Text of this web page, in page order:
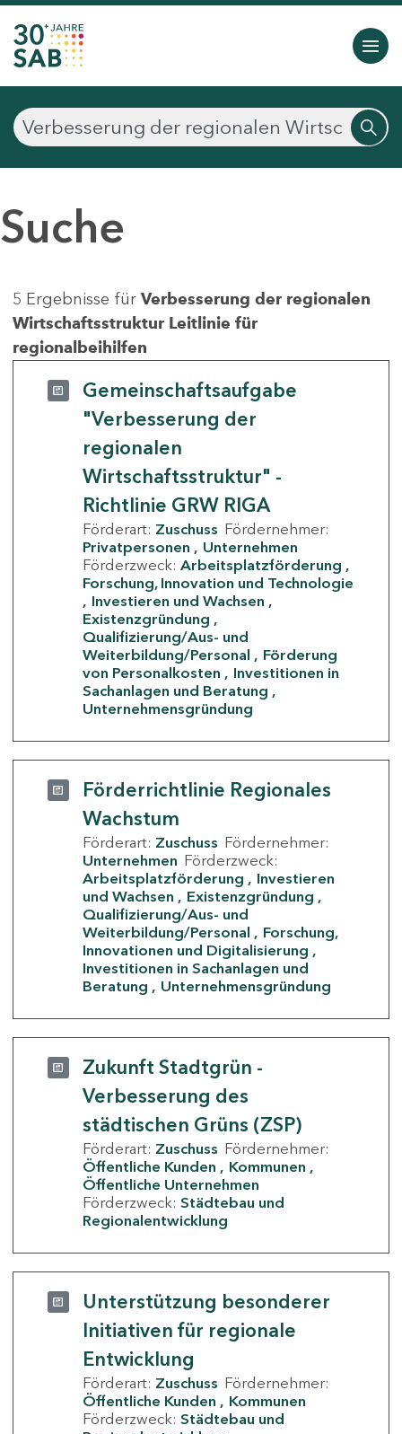
Suche
5 Ergebnisse für Verbesserung der regionalen
Wirtschaftsstruktur Leitlinie für
regionalbeihilfen
Gemeinschaftsaufgabe
"Verbesserung der
regionalen
Wirtschaftsstruktur" -
Richtlinie GRW RIGA
Förderart: Zuschuss Fördernehmer:
Privatpersonen
Unternehmen
Förderzweck: Arbeitsplatzförderung
Forschung, Innovation und Technologie
Investieren und Wachsen
Existenzgründung
Qualifizierung/Aus- und
Weiterbildung/Personal
Förderung
von Personalkosten
Investitionen in
Sachanlagen und Beratung
Unternehmensgründung
Förderrichtlinie Regionales
Wachstum
Förderart: Zuschuss Fördernehmer:
Unternehmen Förderzweck:
Arbeitsplatzförderung
Investieren
und Wachsen
Existenzgründung
Qualifizierung/Aus- und
Weiterbildung/Personal
Forschung,
Innovationen und Digitalisierung
Investitionen in Sachanlagen und
Beratung
Unternehmensgründung
Zukunft Stadtgrün -
Verbesserung des
städtischen Grüns (ZSP)
Förderart: Zuschuss Fördernehmer:
Öffentliche Kunden
Kommunen
Öffentliche Unternehmen
Förderzweck: Städtebau und
Regionalentwicklung
Unterstützung besonderer
Initiativen für regionale
Entwicklung
Förderart: Zuschuss Fördernehmer:
Öffentliche Kunden
Kommunen
Förderzweck: Städtebau und